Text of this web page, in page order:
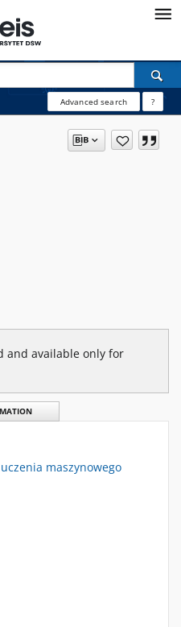
Advanced search ?
and available only for
maszynowego